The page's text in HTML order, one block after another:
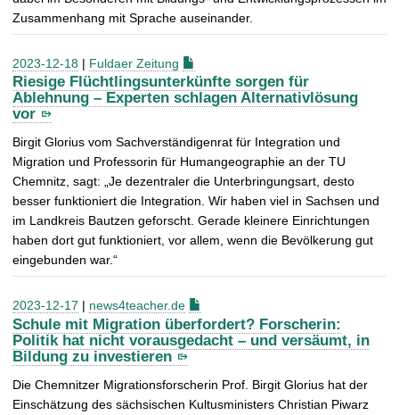
Zusammenhang mit Sprache auseinander.
2023-12-18 | Fuldaer Zeitung
Riesige Flüchtlingsunterkünfte sorgen für
Ablehnung – Experten schlagen Alternativlösung
vor
Birgit Glorius vom Sachverständigenrat für Integration und
Migration und Professorin für Humangeographie an der TU
Chemnitz, sagt: „Je dezentraler die Unterbringungsart, desto
besser funktioniert die Integration. Wir haben viel in Sachsen und
im Landkreis Bautzen geforscht. Gerade kleinere Einrichtungen
haben dort gut funktioniert, vor allem, wenn die Bevölkerung gut
eingebunden war.“
2023-12-17 | news4teacher.de
Schule mit Migration überfordert? Forscherin:
Politik hat nicht vorausgedacht – und versäumt, in
Bildung zu investieren
Die Chemnitzer Migrationsforscherin Prof. Birgit Glorius hat der
Einschätzung des sächsischen Kultusministers Christian Piwarz